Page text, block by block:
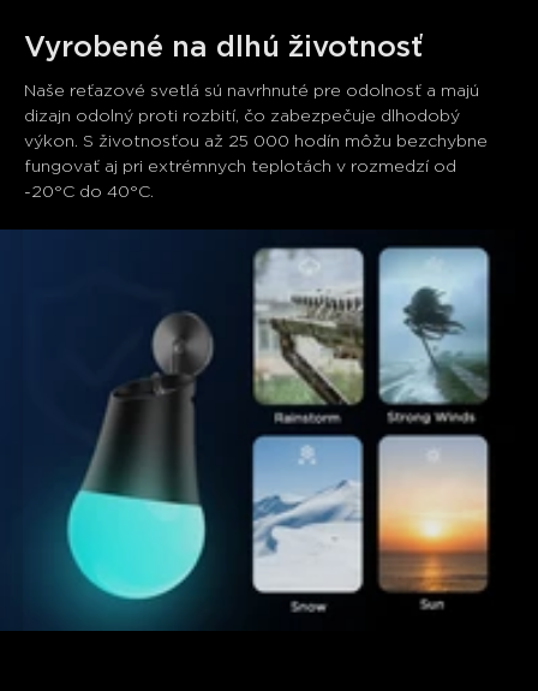
Vyrobené na dlhú životnosť
Naše reťazové svetlá sú navrhnuté pre odolnosť a majú
dizajn odolný proti rozbití, čo zabezpečuje dlhodobý
výkon. S životnosťou až 25 000 hodín môžu bezchybne
fungovať aj pri extrémnych teplotách v rozmedzí od
-20°C do 40°C.